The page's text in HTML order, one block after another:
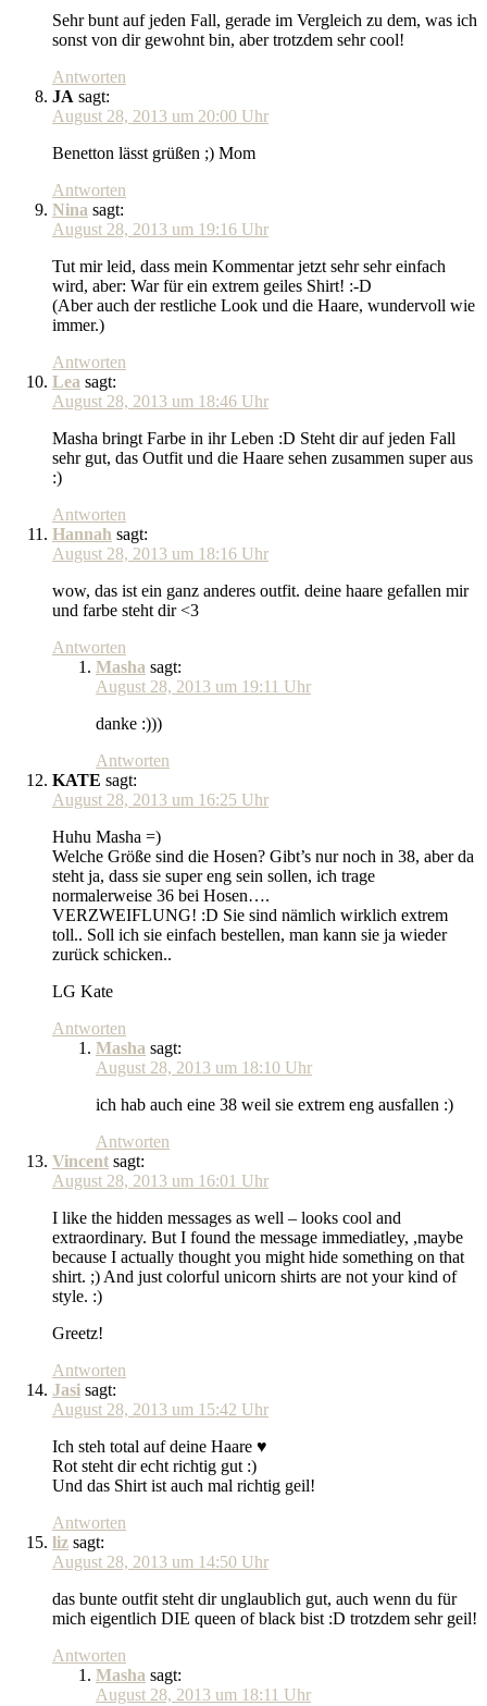
Sehr bunt auf jeden Fall, gerade im Vergleich zu dem, was ich
sonst von dir gewohnt bin, aber trotzdem sehr cool!
Antworten
JA sagt:
August 28, 2013 um 20:00 Uhr
Benetton lässt grüßen ;) Mom
Antworten
Nina sagt:
August 28, 2013 um 19:16 Uhr
Tut mir leid, dass mein Kommentar jetzt sehr sehr einfach
wird, aber: War für ein extrem geiles Shirt! :-D
(Aber auch der restliche Look und die Haare, wundervoll wie
immer.)
Antworten
Lea sagt:
August 28, 2013 um 18:46 Uhr
Masha bringt Farbe in ihr Leben :D Steht dir auf jeden Fall
sehr gut, das Outfit und die Haare sehen zusammen super aus
:)
Antworten
Hannah sagt:
August 28, 2013 um 18:16 Uhr
wow, das ist ein ganz anderes outfit. deine haare gefallen mir
und farbe steht dir <3
Antworten
Masha sagt:
August 28, 2013 um 19:11 Uhr
danke :)))
Antworten
KATE sagt:
August 28, 2013 um 16:25 Uhr
Huhu Masha =)
Welche Größe sind die Hosen? Gibt’s nur noch in 38, aber da
steht ja, dass sie super eng sein sollen, ich trage
normalerweise 36 bei Hosen….
VERZWEIFLUNG! :D Sie sind nämlich wirklich extrem
toll.. Soll ich sie einfach bestellen, man kann sie ja wieder
zurück schicken..
LG Kate
Antworten
Masha sagt:
August 28, 2013 um 18:10 Uhr
ich hab auch eine 38 weil sie extrem eng ausfallen :)
Antworten
Vincent sagt:
August 28, 2013 um 16:01 Uhr
I like the hidden messages as well – looks cool and
extraordinary. But I found the message immediatley, ,maybe
because I actually thought you might hide something on that
shirt. ;) And just colorful unicorn shirts are not your kind of
style. :)
Greetz!
Antworten
Jasi sagt:
August 28, 2013 um 15:42 Uhr
Ich steh total auf deine Haare ♥
Rot steht dir echt richtig gut :)
Und das Shirt ist auch mal richtig geil!
Antworten
liz sagt:
August 28, 2013 um 14:50 Uhr
das bunte outfit steht dir unglaublich gut, auch wenn du für
mich eigentlich DIE queen of black bist :D trotzdem sehr geil!
Antworten
Masha sagt:
August 28, 2013 um 18:11 Uhr